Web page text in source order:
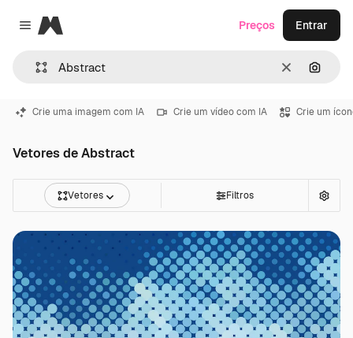
Close menu
Magnific
Limpar
Preços Entrar
Crie uma imagem com IA Crie um vídeo com IA Crie um
Vetores de Abstract
Vetores Filtros